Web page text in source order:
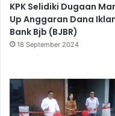
KPK Selidiki Dugaan
Up Anggaran Dana
Bank Bjb (BJBR)
18 September 2024